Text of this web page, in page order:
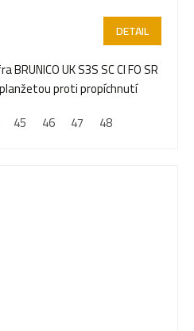
DETAIL
UK S3S SC CI FO SR
proti propíchnutí
45 46 47 48